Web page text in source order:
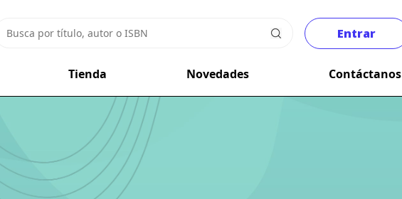
Entrar
Tienda Novedades Contáctanos